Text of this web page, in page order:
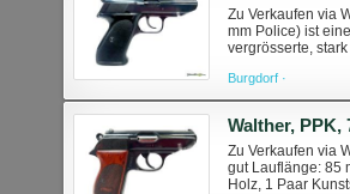
Zu Verkaufen via
mm Police) ist
vergrösserte,
Burgdorf ·
Walther,
Zu Verkaufen via
gut Lauflänge: 85
Holz, 1 Paar